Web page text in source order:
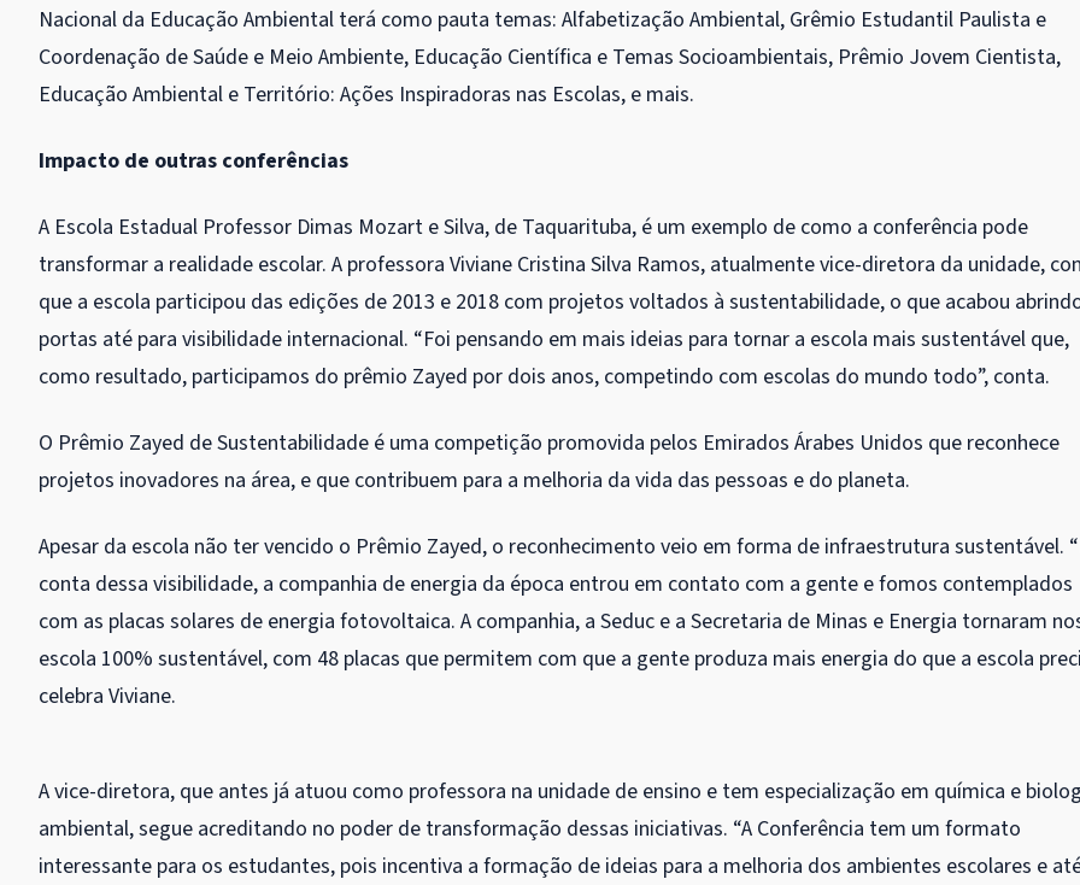
Nacional da Educação Ambiental terá como pauta temas: Alfabetização Ambiental, Grêmio Estudantil Paulista e
Coordenação de Saúde e Meio Ambiente, Educação Científica e Temas Socioambientais, Prêmio Jovem Cientista,
Educação Ambiental e Território: Ações Inspiradoras nas Escolas, e mais.
Impacto de outras conferências
A Escola Estadual Professor Dimas Mozart e Silva, de Taquarituba, é um exemplo de como a conferência pode
transformar a realidade escolar. A professora Viviane Cristina Silva Ramos, atualmente vice-diretora da unidade,
que a escola participou das edições de 2013 e 2018 com projetos voltados à sustentabilidade, o que acabou
portas até para visibilidade internacional. “Foi pensando em mais ideias para tornar a escola mais sustentável que,
como resultado, participamos do prêmio Zayed por dois anos, competindo com escolas do mundo todo”, conta.
O Prêmio Zayed de Sustentabilidade é uma competição promovida pelos Emirados Árabes Unidos que reconhece
projetos inovadores na área, e que contribuem para a melhoria da vida das pessoas e do planeta.
Apesar da escola não ter vencido o Prêmio Zayed, o reconhecimento veio em forma de infraestrutura sustentável.
conta dessa visibilidade, a companhia de energia da época entrou em contato com a gente e fomos contemplados
com as placas solares de energia fotovoltaica. A companhia, a Seduc e a Secretaria de Minas e Energia tornaram
escola 100% sustentável, com 48 placas que permitem com que a gente produza mais energia do que a escola
celebra Viviane.
A vice-diretora, que antes já atuou como professora na unidade de ensino e tem especialização em química e
ambiental, segue acreditando no poder de transformação dessas iniciativas. “A Conferência tem um formato
interessante para os estudantes, pois incentiva a formação de ideias para a melhoria dos ambientes escolares e